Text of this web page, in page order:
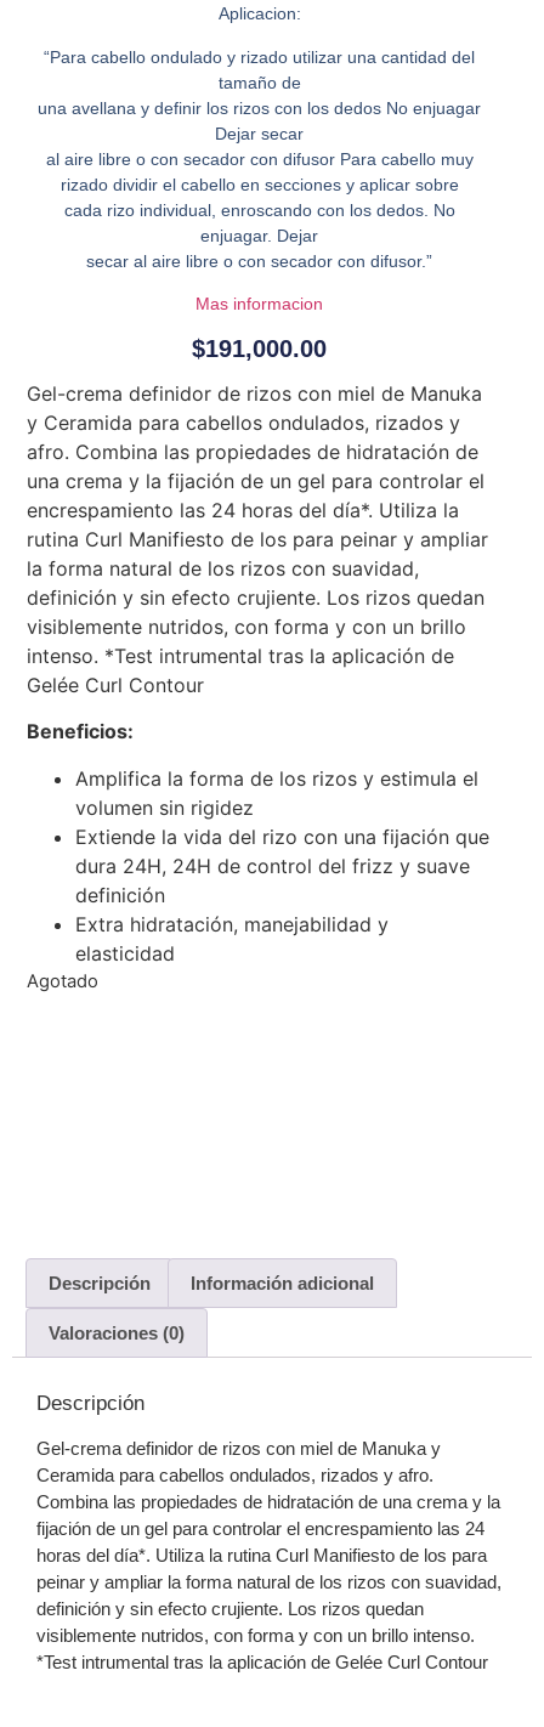
Aplicacion:
“Para cabello ondulado y rizado utilizar una cantidad del
tamaño de
una avellana y definir los rizos con los dedos No enjuagar
Dejar secar
al aire libre o con secador con difusor Para cabello muy
rizado dividir el cabello en secciones y aplicar sobre
cada rizo individual, enroscando con los dedos. No
enjuagar. Dejar
secar al aire libre o con secador con difusor.”
Mas informacion
$191,000.00
Gel-crema definidor de rizos con miel de Manuka
y Ceramida para cabellos ondulados, rizados y
afro. Combina las propiedades de hidratación de
una crema y la fijación de un gel para controlar el
encrespamiento las 24 horas del día*. Utiliza la
rutina Curl Manifiesto de los para peinar y ampliar
la forma natural de los rizos con suavidad,
definición y sin efecto crujiente. Los rizos quedan
visiblemente nutridos, con forma y con un brillo
intenso. *Test intrumental tras la aplicación de
Gelée Curl Contour
Beneficios:
Amplifica la forma de los rizos y estimula el
volumen sin rigidez
Extiende la vida del rizo con una fijación que
dura 24H, 24H de control del frizz y suave
definición
Extra hidratación, manejabilidad y
elasticidad
Agotado
Descripción Información adicional
Valoraciones (0)
Descripción
Gel-crema definidor de rizos con miel de Manuka y
Ceramida para cabellos ondulados, rizados y afro.
Combina las propiedades de hidratación de una crema y la
fijación de un gel para controlar el encrespamiento las 24
horas del día*. Utiliza la rutina Curl Manifiesto de los para
peinar y ampliar la forma natural de los rizos con suavidad,
definición y sin efecto crujiente. Los rizos quedan
visiblemente nutridos, con forma y con un brillo intenso.
*Test intrumental tras la aplicación de Gelée Curl Contour